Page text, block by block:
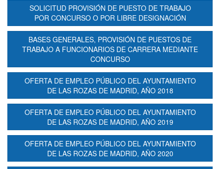
SOLICITUD PROVISIÓN DE PUESTO DE TRABAJO
POR CONCURSO O POR LIBRE DESIGNACIÓN
BASES GENERALES, PROVISIÓN DE PUESTOS DE
TRABAJO A FUNCIONARIOS DE CARRERA MEDIANTE
CONCURSO
OFERTA DE EMPLEO PÚBLICO DEL AYUNTAMIENTO
DE LAS ROZAS DE MADRID, AÑO 2018
OFERTA DE EMPLEO PÚBLICO DEL AYUNTAMIENTO
DE LAS ROZAS DE MADRID, AÑO 2019
OFERTA DE EMPLEO PÚBLICO DEL AYUNTAMIENTO
DE LAS ROZAS DE MADRID, AÑO 2020